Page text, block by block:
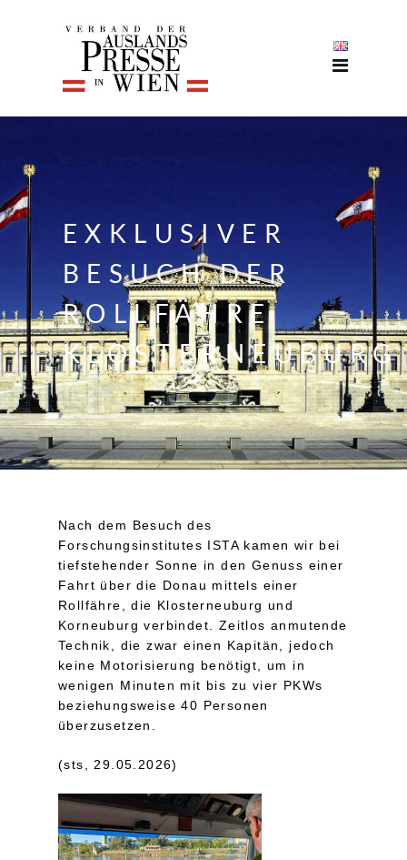
EXKLUSIVER
BESUCH DER
ROLLFÄHRE
KLOSTERNEUBURG
Nach dem Besuch des
Forschungsinstitutes ISTA kamen wir bei
tiefstehender Sonne in den Genuss einer
Fahrt über die Donau mittels einer
Rollfähre, die Klosterneuburg und
Korneuburg verbindet. Zeitlos anmutende
Technik, die zwar einen Kapitän, jedoch
keine Motorisierung benötigt, um in
wenigen Minuten mit bis zu vier PKWs
beziehungsweise 40 Personen
überzusetzen.
(sts, 29.05.2026)